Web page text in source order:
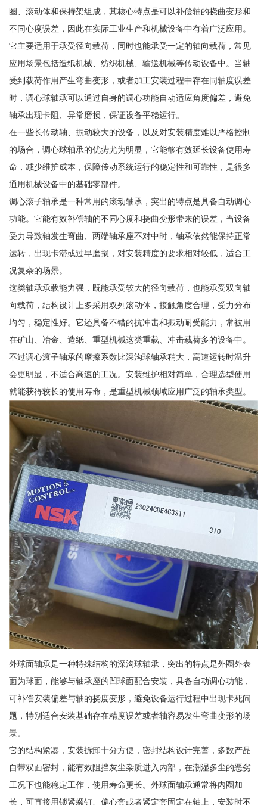
圈、滚动体和保持架组成，其核心特点是可以补偿轴的挠曲变形和
不同心度误差，因此在实际工业生产和机械设备中有着广泛应用。
它主要适用于承受径向载荷，同时也能承受一定的轴向载荷，常见
应用场景包括造纸机械、纺织机械、输送机械等传动设备中。当轴
受到载荷作用产生弯曲变形，或者加工安装过程中存在同轴度误差
时，调心球轴承可以通过自身的调心功能自动适应角度偏差，避免
轴承出现卡阻、异常磨损，保证设备平稳运行。
在一些长传动轴、振动较大的设备，以及对安装精度难以严格控制
的场合，调心球轴承的优势尤为明显，它能够有效延长设备使用寿
命，减少维护成本，保障传动系统运行的稳定性和可靠性，是很多
通用机械设备中的基础零部件。
调心滚子轴承是一种常用的滚动轴承，突出的特点是具备自动调心
功能。它能有效补偿轴的不同心度和挠曲变形带来的误差，当设备
受力导致轴发生弯曲、两端轴承座不对中时，轴承依然能保持正常
运转，出现卡滞或过早磨损，对安装精度的要求相对较低，适合工
况复杂的场景。
这类轴承承载能力强，既能承受较大的径向载荷，也能承受双向轴
向载荷，结构设计上多采用双列滚动体，接触角度合理，受力分布
均匀，稳定性好。它还具备不错的抗冲击和振动耐受能力，常被用
在矿山、冶金、造纸、重型机械这类重载、冲击载荷多的设备中。
不过调心滚子轴承的摩擦系数比深沟球轴承稍大，高速运转时温升
会更明显，不适合高速的工况。安装维护相对简单，合理选型使用
就能获得较长的使用寿命，是重型机械领域应用广泛的轴承类型。
外球面轴承是一种特殊结构的深沟球轴承，突出的特点是外圈外表
面为球面，能够与轴承座的凹球面配合安装，具备自动调心功能，
可补偿安装偏差与轴的挠度变形，避免设备运行过程中出现卡死问
题，特别适合安装基础存在精度误差或者轴容易发生弯曲变形的场
景。
它的结构紧凑，安装拆卸十分方便，密封结构设计完善，多数产品
自带双面密封，能有效阻挡灰尘杂质进入内部，在潮湿多尘的恶劣
工况下也能稳定工作，使用寿命更长。外球面轴承通常将内圈加
长，可直接用锁紧螺钉、偏心套或者紧定套固定在轴上，安装时不